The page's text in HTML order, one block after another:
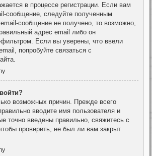
в процессе регистрации. Если вам
сообщение, следуйте полученным
сообщение не получено, то возможно,
адрес email либо он
фильтром. Если вы уверены, что ввели
попробуйте связаться с
возможных причин. Прежде всего
вводите имя пользователя и
точно введены правильно, свяжитесь с
проверить, не был ли вам закрыт